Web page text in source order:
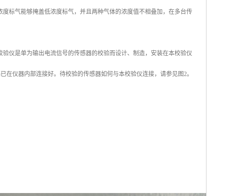
标气能够掩盖低浓度标气，并且两种气体的浓度值不相叠加，在多台传
仪是单为输出电流信号的传感器的校验而设计、制造，安装在本校验仪
仪器内部连接好。待校验的传感器如何与本校验仪连接，请参见图2。